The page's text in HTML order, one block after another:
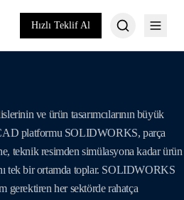
Hızlı Teklif Al
ve ürün tasarımcılarının büyük
platformu SOLIDWORKS, parça
teknik resimden simülasyona kadar ürün
tek bir ortamda toplar. SOLIDWORKS
gerektiren her sektörde rahatça